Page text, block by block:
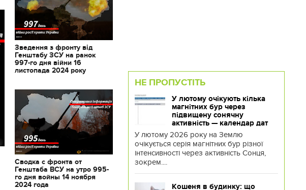
Зведення з фронту від
Генштабу ЗСУ на ранок
997-го дня війни 16
листопада 2024 року
Сводка с фронта от
Генштаба ВСУ на утро 995-
го дня войны 14 ноября
2024 года
НЕ ПРОПУСТІТЬ
У лютому очікують кілька
магнітних бур через
підвищену сонячну
активність — календар дат
У лютому 2026 року на Землю
очікується серія магнітних бур різної
інтенсивності через активність Сонця,
зокрем....
Кошеня в будинку: що